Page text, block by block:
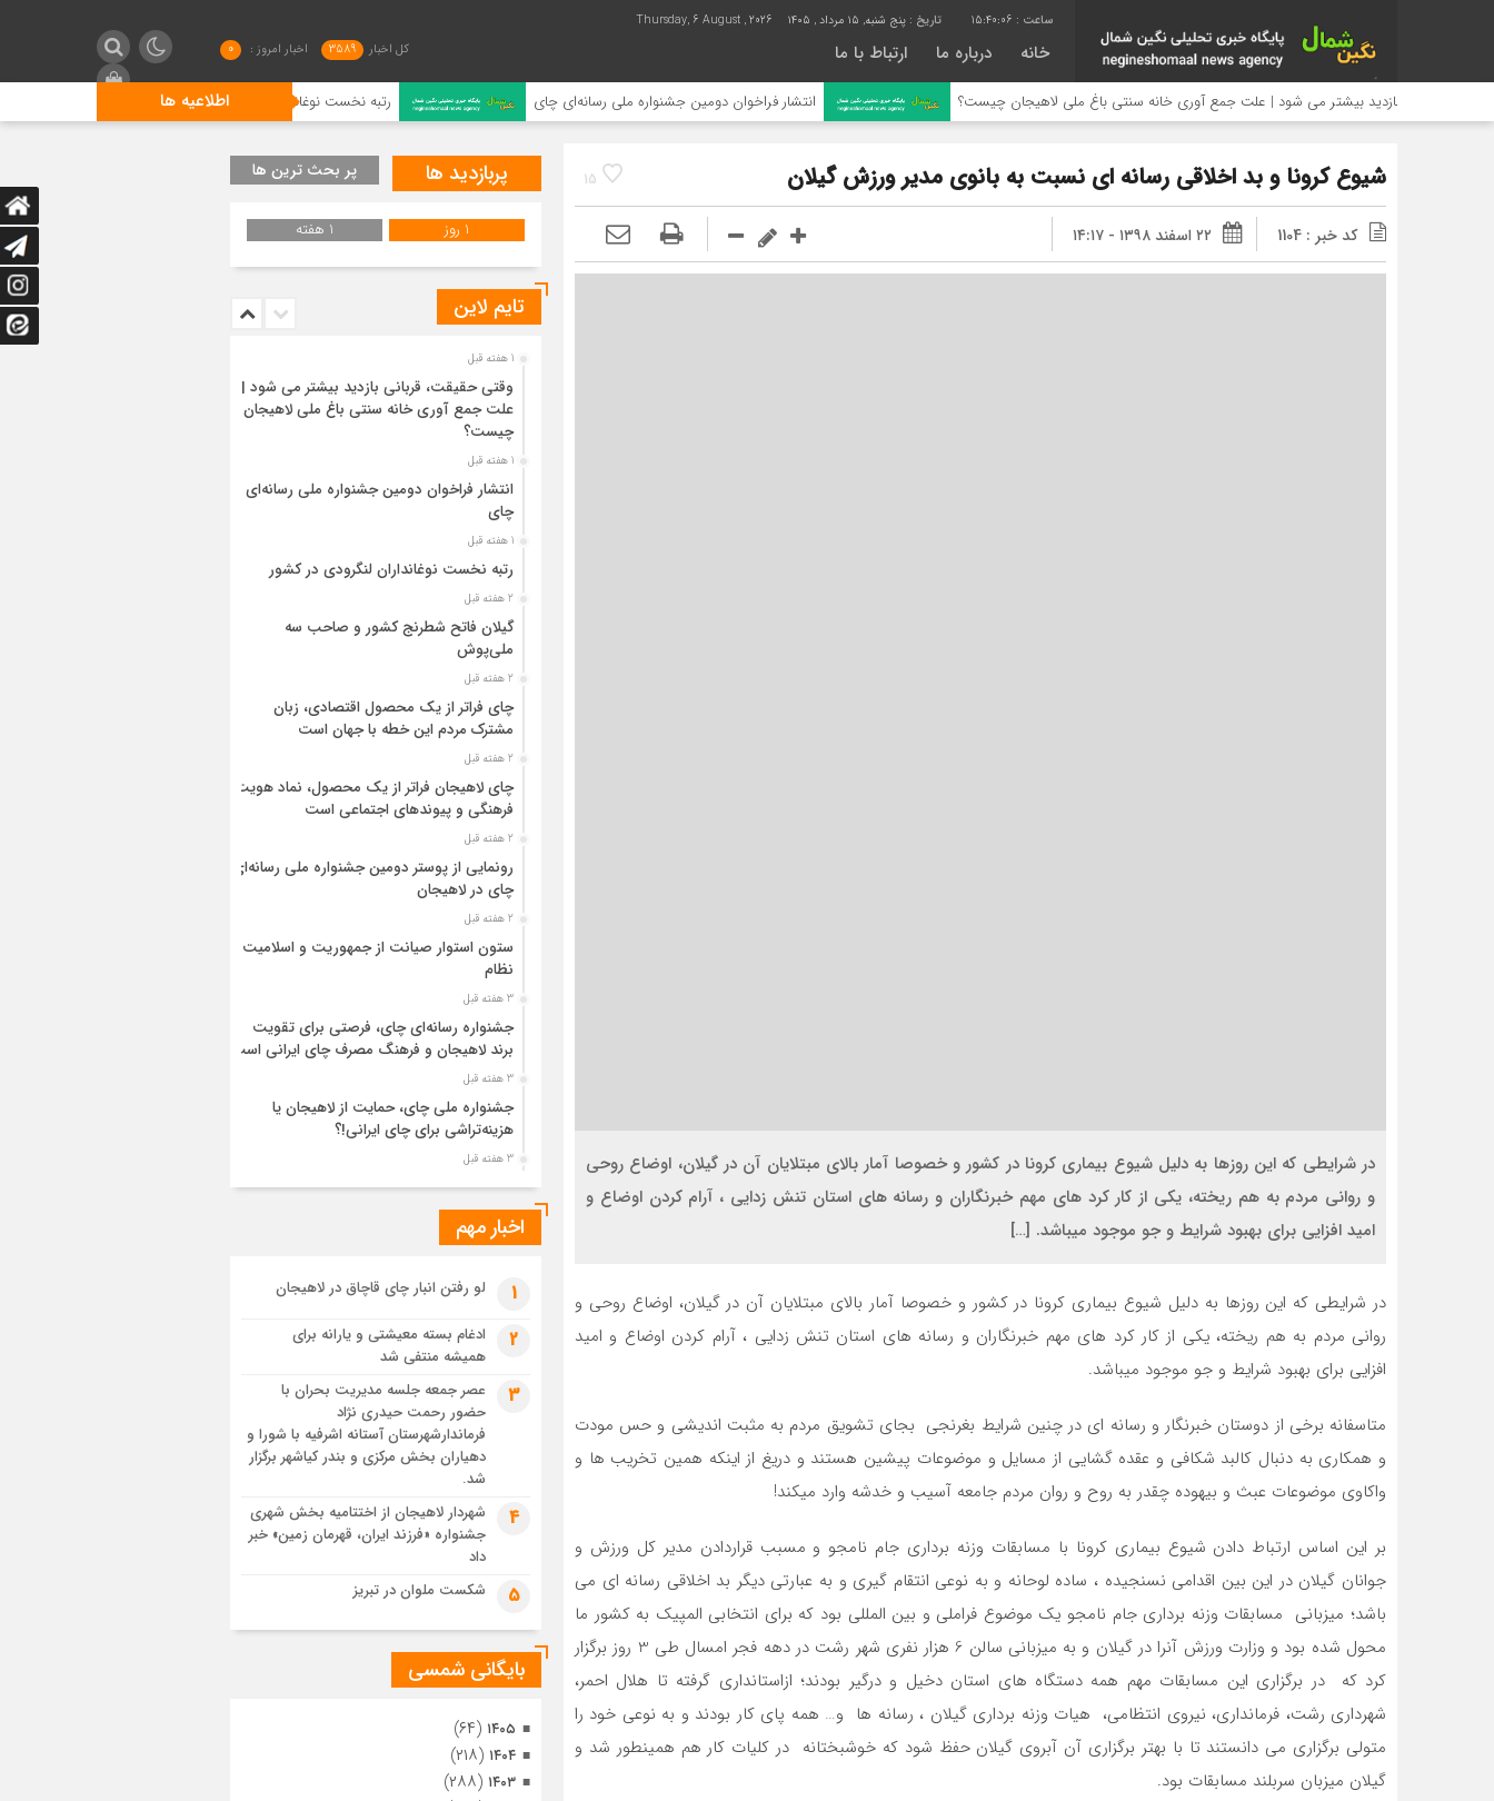
15:40:07 تاریخ : پنج شنبه, ۱۵ مرداد , ۱۴۰۵ Thursday, 6 August , 2026
خانه درباره ما ارتباط با ما کل اخبار 3589 اخبار امروز : 0
اطلاعیه ها بیشتر می شود | علت جمع آوری خانه سنتی باغ ملی لاهیجان چیست؟ انتشار فراخوان دومین جشنواره ملی رسانه‌ای چای رتبه نخست نوغانداران لنگرودی در کشور
15 شیوع کرونا و بد اخلاقی رسانه ای نسبت به بانوی مدیر ورزش گیلان
کد خبر : 1104 ۲۲ اسفند ۱۳۹۸ - ۱۴:۱۷
در شرایطی که این روزها به دلیل شیوع بیماری کرونا در کشور و خصوصا آمار بالای مبتلایان آن در گیلان، اوضاع روحی
و روانی مردم به هم ریخته، یکی از کار کرد های مهم خبرنگاران و رسانه های استان تنش زدایی ، آرام کردن اوضاع و
امید افزایی برای بهبود شرایط و جو موجود میباشد. […]
در شرایطی که این روزها به دلیل شیوع بیماری کرونا در کشور و خصوصا آمار بالای مبتلایان آن در گیلان، اوضاع روحی و
روانی مردم به هم ریخته، یکی از کار کرد های مهم خبرنگاران و رسانه های استان تنش زدایی ، آرام کردن اوضاع و امید
افزایی برای بهبود شرایط و جو موجود میباشد.
متاسفانه برخی از دوستان خبرنگار و رسانه ای در چنین شرایط بغرنجی بجای تشویق مردم به مثبت اندیشی و حس مودت
و همکاری به دنبال کالبد شکافی و عقده گشایی از مسایل و موضوعات پیشین هستند و دریغ از اینکه همین تخریب ها و
واکاوی موضوعات عبث و بیهوده چقدر به روح و روان مردم جامعه آسیب و خدشه وارد میکند!
بر این اساس ارتباط دادن شیوع بیماری کرونا با مسابقات وزنه برداری جام نامجو و مسبب قراردادن مدیر کل ورزش و
جوانان گیلان در این بین اقدامی نسنجیده ، ساده لوحانه و به نوعی انتقام گیری و به عبارتی دیگر بد اخلاقی رسانه ای می
باشد؛ میزبانی مسابقات وزنه برداری جام نامجو یک موضوع فراملی و بین المللی بود که برای انتخابی المپیک به کشور ما
محول شده بود و وزارت ورزش آنرا در گیلان و به میزبانی سالن 6 هزار نفری شهر رشت در دهه فجر امسال طی 3 روز برگزار
کرد که در برگزاری این مسابقات مهم همه دستگاه های استان دخیل و درگیر بودند؛ ازاستانداری گرفته تا هلال احمر،
شهرداری رشت، فرمانداری، نیروی انتظامی، هیات وزنه برداری گیلان ، رسانه ها و… همه پای کار بودند و به نوعی خود را
متولی برگزاری می دانستند تا با بهتر برگزاری آن آبروی گیلان حفظ شود که خوشبختانه در کلیات کار هم همینطور شد و
گیلان میزبان سربلند مسابقات بود.
پربازدید ها پر بحث ترین ها
1 روز 1 هفته
تایم لاین
1 هفته قبل
وقتی حقیقت، قربانی بازدید بیشتر می شود |
علت جمع آوری خانه سنتی باغ ملی لاهیجان
چیست؟
1 هفته قبل
انتشار فراخوان دومین جشنواره ملی رسانه‌ای
چای
1 هفته قبل
رتبه نخست نوغانداران لنگرودی در کشور
2 هفته قبل
گیلان فاتح شطرنج کشور و صاحب سه
ملی‌پوش
2 هفته قبل
چای فراتر از یک محصول اقتصادی، زبان
مشترک مردم این خطه با جهان است
2 هفته قبل
چای لاهیجان فراتر از یک محصول، نماد هویت
فرهنگی و پیوندهای اجتماعی است
2 هفته قبل
رونمایی از پوستر دومین جشنواره ملی رسانه‌ای
چای در لاهیجان
2 هفته قبل
ستون استوار صیانت از جمهوریت و اسلامیت
نظام
3 هفته قبل
جشنواره رسانه‌ای چای، فرصتی برای تقویت
برند لاهیجان و فرهنگ مصرف چای ایرانی است
3 هفته قبل
جشنواره ملی چای، حمایت از لاهیجان یا
هزینه‌تراشی برای چای ایرانی!؟
3 هفته قبل
پیکر مطهر رهبر شهید انقلاب در حرم مطهر
رضوی آرام گرفت
آخر در آستان امام رئوف
تصاویر هوایی مراسم تشییع پیکر مطهر آقای
شهید ایران – مشهد
3 هفته قبل
مراسم تشییع پیکر مطهر آقای شهید ایران –
مشهد
تصاویری از تراکم جمعیت حاضر در میدان
ثورهالعشرین نجف اشرف
اخبار مهم
1 لو رفتن انبار چای قاچاق در لاهیجان
2
ادغام بسته معیشتی و یارانه برای
همیشه منتفی شد
3
عصر جمعه جلسه مدیریت بحران با
حضور رحمت حیدری نژاد
فرماندارشهرستان آستانه اشرفیه با شورا و
دهیاران بخش مرکزی و بندر کیاشهر برگزار
شد.
4
شهردار لاهیجان از اختتامیه بخش شهری
جشنواره «فرزند ایران، قهرمان زمین» خبر
داد
5 شکست ملوان در تبریز
بایگانی شمسی
۱۴۰۵ (۶۴)
۱۴۰۴ (۲۱۸)
۱۴۰۳ (۲۸۸)